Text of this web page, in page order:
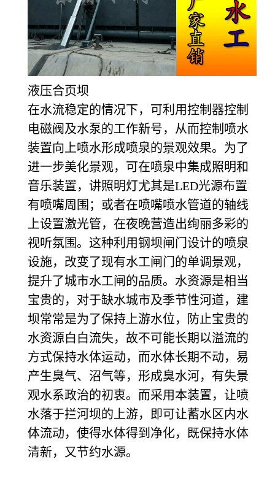
液压合页坝
在水流稳定的情况下，可利用控制器控制
电磁阀及水泵的工作新号，从而控制喷水
装置向上喷水形成喷泉的景观效果。为了
进一步美化景观，可在喷泉中集成照明和
音乐装置，讲照明灯尤其是LED光源布置
有喷嘴周围；或者在喷嘴喷水管道的轴线
上设置激光管，在夜晚营造出绚丽多彩的
视听氛围。这种利用钢坝闸门设计的喷泉
设施，改变了现有水工闸门的单调景观，
提升了城市水工闸的品质。水资源是相当
宝贵的，对于缺水城市及季节性河道，建
坝常常是为了保持上游水位，防止宝贵的
水资源白白流失，故不可能长期以溢流的
方式保持水体运动，而水体长期不动，易
产生臭气、沼气等，形成臭水河，有失景
观水系政治的初衷。而采用本装置，让喷
水落于拦河坝的上游，即可让蓄水区内水
体流动，使得水体得到净化，既保持水体
清新，又节约水源。